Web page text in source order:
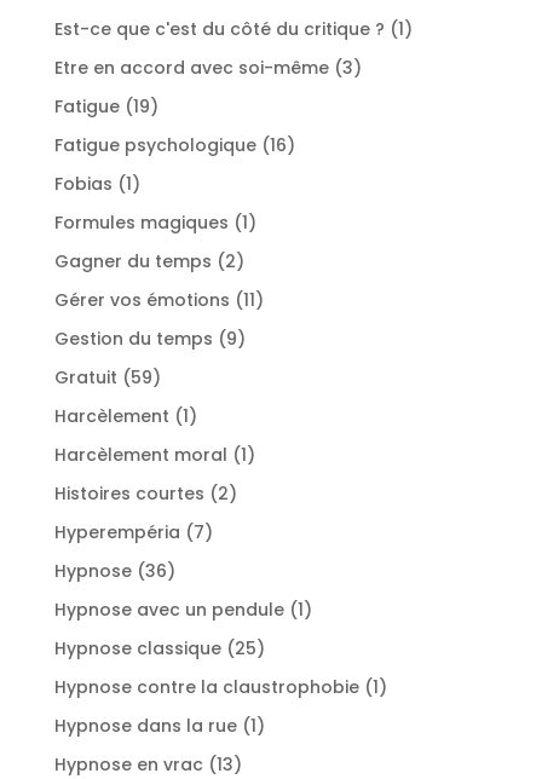
produits
Est-ce que c'est du côté du critique ? 11
Etre en accord avec soi-même 33
Fatigue 1919
produits
Fatigue psychologique 1616
Fobias 11
produit
Formules magiques 11
Gagner du temps 22
produits
Gérer vos émotions 1111
Gestion du temps 99
Gratuit 5959
produits
Harcèlement 11
produit
Harcèlement moral 11
Histoires courtes 22
Hyperempéria 77
Hypnose 3636
produits
Hypnose avec un pendule 11
Hypnose classique 2525
produits
Hypnose contre la claustrophobie 11
Hypnose dans la rue 11
Hypnose en vrac 1313